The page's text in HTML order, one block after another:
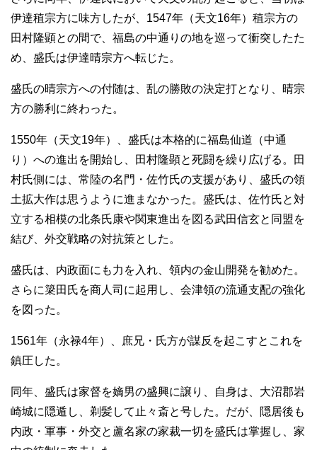
伊達稙宗方に味方したが、1547年（天文16年）稙宗方の
田村隆顕との間で、福島の中通りの地を巡って衝突したた
め、盛氏は伊達晴宗方へ転じた。
盛氏の晴宗方への付随は、乱の勝敗の決定打となり、晴宗
方の勝利に終わった。
1550年（天文19年）、盛氏は本格的に福島仙道（中通
り）への進出を開始し、田村隆顕と死闘を繰り広げる。田
村氏側には、常陸の名門・佐竹氏の支援があり、盛氏の領
土拡大作は思うように進まなかった。盛氏は、佐竹氏と対
立する相模の北条氏康や関東進出を図る武田信玄と同盟を
結び、外交戦略の対抗策とした。
盛氏は、内政面にも力を入れ、領内の金山開発を勧めた。
さらに簗田氏を商人司に起用し、会津領の流通支配の強化
を図った。
1561年（永禄4年）、庶兄・氏方が謀反を起こすとこれを
鎮圧した。
同年、盛氏は家督を嫡男の盛興に譲り、自身は、大沼郡岩
崎城に隠遁し、剃髪して止々斎と号した。だが、隠居後も
内政・軍事・外交と蘆名家の家裁一切を盛氏は掌握し、家